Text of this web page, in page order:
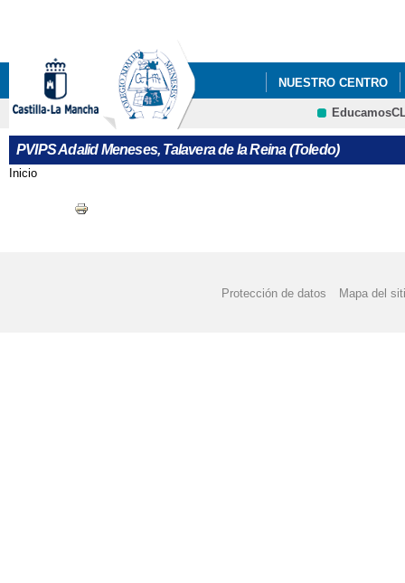
NUESTRO CENTRO
EDUCAMOS CLM
PVIPS Adalid Meneses, Talavera de la Reina (Toledo)
Se encuentra usted aquí
Inicio
Protección de datos Mapa del